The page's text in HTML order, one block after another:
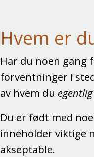
Hvem er
Har du noen gang
forventninger i
av hvem du egentlig
Du er født med
inneholder viktige
akseptable.